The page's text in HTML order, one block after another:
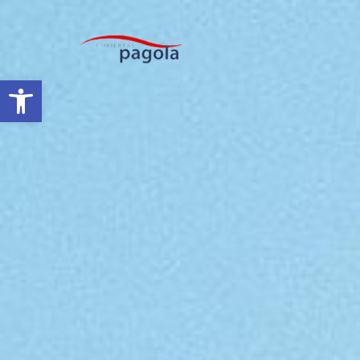
Abrir barra de herramientas